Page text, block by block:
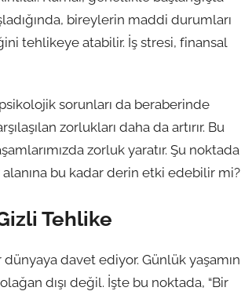
bireylerin maddi durumları
tehlikeye atabilir. İş stresi, finansal
sorunları da beraberinde
zorlukları daha da artırır. Bu
zorluk yaratır. Şu noktada
bu kadar derin etki edebilir mi?
Tehlike
dünyaya davet ediyor. Günlük yaşamın
dışı değil. İşte bu noktada, “Bir